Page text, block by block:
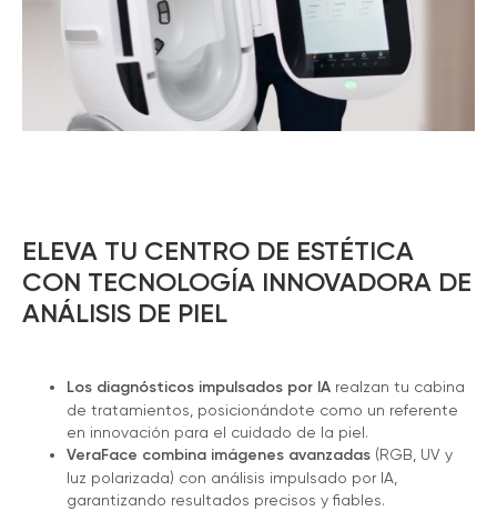
ELEVA TU CENTRO DE ESTÉTICA
CON TECNOLOGÍA INNOVADORA DE
ANÁLISIS DE PIEL
Los diagnósticos impulsados por IA realzan tu cabina
de tratamientos, posicionándote como un referente
en innovación para el cuidado de la piel.
VeraFace combina imágenes avanzadas (RGB, UV y
luz polarizada) con análisis impulsado por IA,
garantizando resultados precisos y fiables.